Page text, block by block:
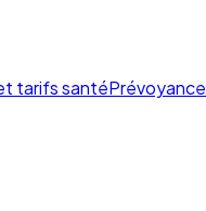
tarifs santéPrévoyance